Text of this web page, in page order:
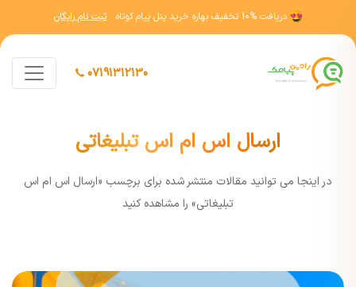
دریافت 10% تخفیف بهاره خرید پنل پیام کوتاه ثبت نام رایگان
07191312130
ارسال اس ام اس تبلیغاتی
در اينجا مي توانيد مقالات منتشر شده برای برچسب «ارسال اس ام اس
تبلیغاتی» را مشاهده کنيد